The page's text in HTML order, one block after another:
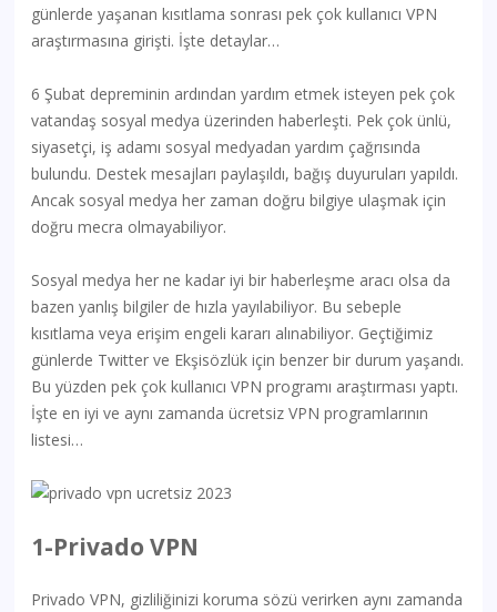
günlerde yaşanan kısıtlama sonrası pek çok kullanıcı VPN
araştırmasına girişti. İşte detaylar…
6 Şubat depreminin ardından yardım etmek isteyen pek çok
vatandaş sosyal medya üzerinden haberleşti. Pek çok ünlü,
siyasetçi, iş adamı sosyal medyadan yardım çağrısında
bulundu. Destek mesajları paylaşıldı, bağış duyuruları yapıldı.
Ancak sosyal medya her zaman doğru bilgiye ulaşmak için
doğru mecra olmayabiliyor.
Sosyal medya her ne kadar iyi bir haberleşme aracı olsa da
bazen yanlış bilgiler de hızla yayılabiliyor. Bu sebeple
kısıtlama veya erişim engeli kararı alınabiliyor. Geçtiğimiz
günlerde Twitter ve Ekşisözlük için benzer bir durum yaşandı.
Bu yüzden pek çok kullanıcı VPN programı araştırması yaptı.
İşte en iyi ve aynı zamanda ücretsiz VPN programlarının
listesi…
1-Privado VPN
Privado VPN, gizliliğinizi koruma sözü verirken aynı zamanda